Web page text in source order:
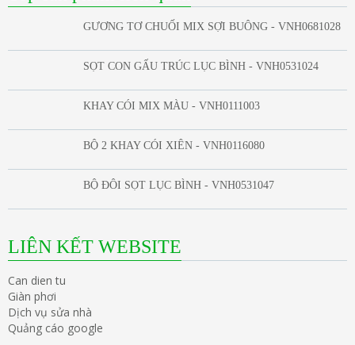
GƯƠNG TƠ CHUỐI MIX SỢI BUÔNG - VNH0681028
SỌT CON GẤU TRÚC LỤC BÌNH - VNH0531024
KHAY CÓI MIX MÀU - VNH0111003
BỘ 2 KHAY CÓI XIÊN - VNH0116080
BỘ ĐÔI SỌT LỤC BÌNH - VNH0531047
LIÊN KẾT WEBSITE
Can dien tu
Giàn phơi
Dịch vụ sửa nhà
Quảng cáo google